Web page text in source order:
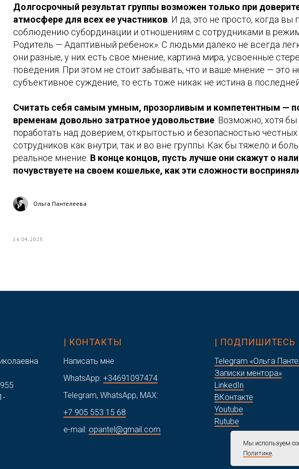
Долгосрочный результат группы возможен только при
атмосфере для всех ее участников . И да, это не просто, когда
соблюдению субординации и отношениям с сотрудниками в
Родитель — Адаптивный ребенок». С людьми далеко не всегда
они разные, у них есть свое мнение, картина мира, усвоенные
поведения. При этом не стоит забывать, что и ваше мнение — это
субъективное суждение, то есть тоже никак не истина в
Считать себя самым умным, прозорливым и компетентным —
временам довольно затратное удовольствие . Возможно, хотя
поработать над доверием, открытостью и безопасностью
сотрудников как внутри, так и во вне группы. Как бы тяжело и
реальное мнение. В конце концов, пусть лучше они скажут о
почувствуете на своем кошельке, как эти сложности
Ольга Пантелеева
16.04.2025
| КОНТАКТЫ
Написать мне
WhatsApp: +34691097474
Telegram, WhatsApp, MAX:
+7 905 553 15 68
e-mail: opantel@gmail.com
| ПОДПИШИТЕСЬ
Telegram «Ольга
Записки ментора»
LinkedIn
ВКонтакте
Youtube
Rutube
Мы используем
Политике.